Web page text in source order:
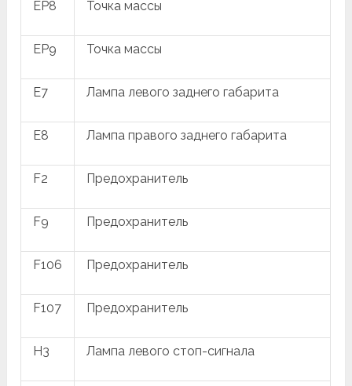
EP8 Точка массы
EP9 Точка массы
E7 Лампа левого заднего габарита
E8 Лампа правого заднего габарита
F2 Предохранитель
F9 Предохранитель
F106 Предохранитель
F107 Предохранитель
H3 Лампа левого стоп-сигнала